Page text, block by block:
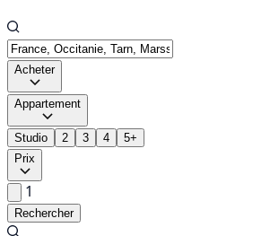
Acheter
Appartement
Studio 2 3 4
5+
Prix
1
Rechercher